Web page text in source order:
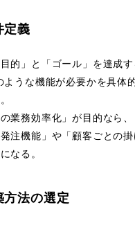
定義
的」と「ゴール」を達成す
ような機能が必要かを具体
業務効率化」が目的なら
注機能」や「顧客ごとの
なる。
法の選定